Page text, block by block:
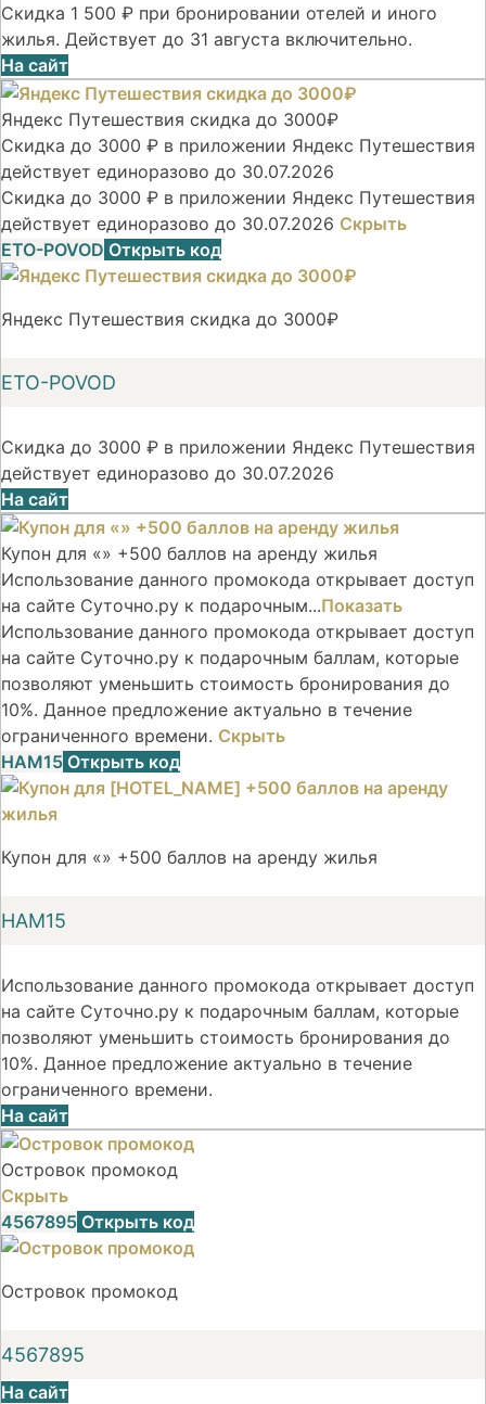
Скидка 1 500 ₽ при бронировании отелей и иного
жилья. Действует до 31 августа включительно.
На сайт
Яндекс Путешествия скидка до 3000₽
Скидка до 3000 ₽ в приложении Яндекс Путешествия
действует единоразово до 30.07.2026
Скидка до 3000 ₽ в приложении Яндекс Путешествия
действует единоразово до 30.07.2026 Скрыть
ETO-POVOD Открыть код
Яндекс Путешествия скидка до 3000₽
ETO-POVOD
Скидка до 3000 ₽ в приложении Яндекс Путешествия
действует единоразово до 30.07.2026
На сайт
Купон для «» +500 баллов на аренду жилья
Использование данного промокода открывает доступ
на сайте Суточно.ру к подарочным...Показать
Использование данного промокода открывает доступ
на сайте Суточно.ру к подарочным баллам, которые
позволяют уменьшить стоимость бронирования до
10%. Данное предложение актуально в течение
ограниченного времени. Скрыть
НАМ15 Открыть код
Купон для «» +500 баллов на аренду жилья
НАМ15
Использование данного промокода открывает доступ
на сайте Суточно.ру к подарочным баллам, которые
позволяют уменьшить стоимость бронирования до
10%. Данное предложение актуально в течение
ограниченного времени.
На сайт
Островок промокод
Скрыть
4567895 Открыть код
Островок промокод
4567895
На сайт